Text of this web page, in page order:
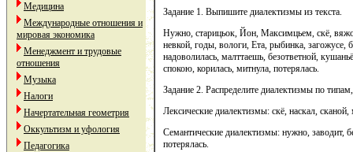
Медицина
Международные отношения и
мировая экономика
Менеджмент и трудовые
отношения
Музыка
Налоги
Начертательная геометрия
Оккультизм и уфология
Педагогика
Задание 1. Выпишите диалектизмы из текста.
Нужно, старицьок, Йон, Максимцьем, скё,
невкой, годы, вологи, Ета, рыбинка, загожусе,
надоволилась, малттаешь, безответной,
спокою, корилась, митнула, потерялась.
Задание 2. Распределите диалектизмы по
Лексические диалектизмы: скё, наскал,
Семантические диалектизмы: нужно, заводит,
потерялась.